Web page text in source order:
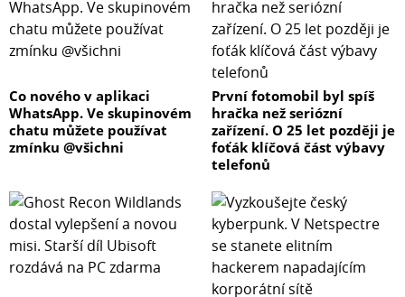
Co nového v aplikaci
WhatsApp. Ve skupinovém
chatu můžete používat
zmínku @všichni
První fotomobil byl spíš
hračka než seriózní
zařízení. O 25 let později je
foťák klíčová část výbavy
telefonů